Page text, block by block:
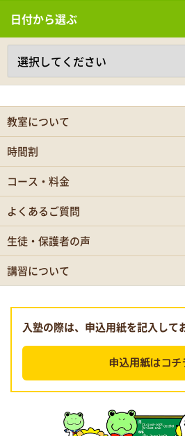
日付から選ぶ
教室について
時間割
コース・料金
よくあるご質問
生徒・保護者の声
講習について
入塾の際は、申込用紙を記入して
申込用紙はコチ